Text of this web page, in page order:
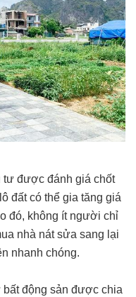
tư được đánh giá chốt
đất có thể gia tăng giá
đó, không ít người chỉ
nhà nát sửa sang lại
nhanh chóng.
động sản được chia